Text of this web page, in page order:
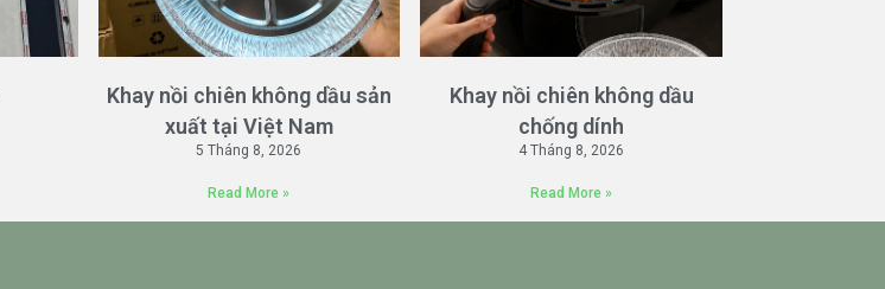
Khay nồi chiên không dầu sản
xuất tại Việt Nam
5 Tháng 8, 2026
Read More »
Khay nồi chiên không dầu
chống dính
4 Tháng 8, 2026
Read More »